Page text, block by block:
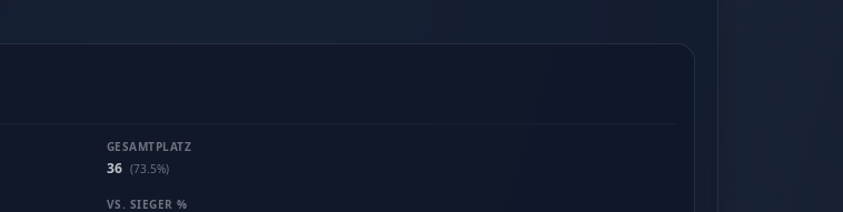
GESAMTPLATZ
36 (73.5%)
VS. SIEGER %